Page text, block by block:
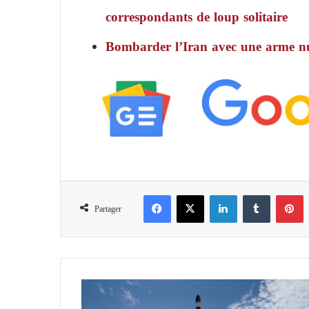
correspondants de loup solitaire
Bombarder l’Iran avec une arme
Partager
Facebook X Linkedin Tumblr Pinterest